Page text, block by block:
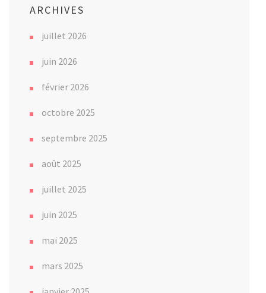
ARCHIVES
juillet 2026
juin 2026
février 2026
octobre 2025
septembre 2025
août 2025
juillet 2025
juin 2025
mai 2025
mars 2025